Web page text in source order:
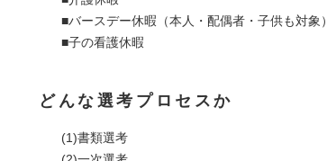
■バースデー休暇（本人・配偶者・子供も対象）
■子の看護休暇
どんな選考プロセスか
(1)書類選考